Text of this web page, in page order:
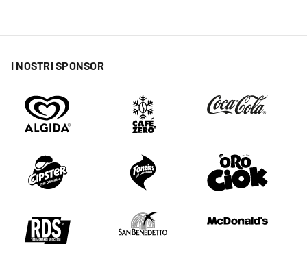
I NOSTRI SPONSOR